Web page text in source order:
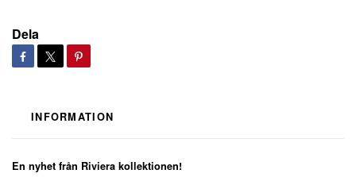
Dela
INFORMATION
En nyhet från Riviera kollektionen!